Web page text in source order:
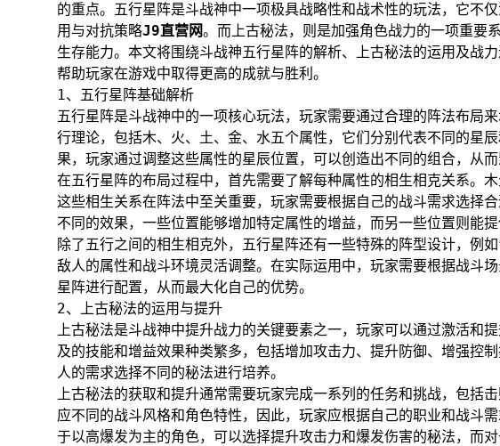
的重点。五行星阵是斗战神中一项极具战略性和战术性的玩法，它不
用与对抗策略J9直营网。而上古秘法，则是加强角色战力的一项重要
生存能力。本文将围绕斗战神五行星阵的解析、上古秘法的运用及战
帮助玩家在游戏中取得更高的成就与胜利。
1、五行星阵基础解析
五行星阵是斗战神中的一项核心玩法，玩家需要通过合理的阵法布局
行理论，包括木、火、土、金、水五个属性，它们分别代表不同的星
果，玩家通过调整这些属性的星辰位置，可以创造出不同的组合，从而
在五行星阵的布局过程中，首先需要了解每种属性的相生相克关系。
这些相生关系在阵法中至关重要，玩家需要根据自己的战斗需求选择
不同的效果，一些位置能够增加特定属性的增益，而另一些位置则能提
除了五行之间的相生相克外，五行星阵还有一些特殊的阵型设计，例
敌人的属性和战斗环境灵活调整。在实际运用中，玩家需要根据战斗
星阵进行配置，从而最大化自己的优势。
2、上古秘法的运用与提升
上古秘法是斗战神中提升战力的关键要素之一，玩家可以通过激活和
及的技能和增益效果种类繁多，包括增加攻击力、提升防御、增强控
人的需求选择不同的秘法进行培养。
上古秘法的获取和提升通常需要玩家完成一系列的任务和挑战，包括
应不同的战斗风格和角色特性，因此，玩家应根据自己的职业和战斗
于以高爆发为主的角色，可以选择提升攻击力和爆发伤害的秘法，而